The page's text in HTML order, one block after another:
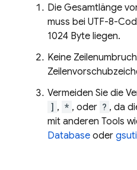
Die Gesamtlänge
muss bei UTF-8-
1024 Byte liegen.
Keine
Vermeiden Sie die
] , * , oder ? , da
mit anderen Tools
Database oder